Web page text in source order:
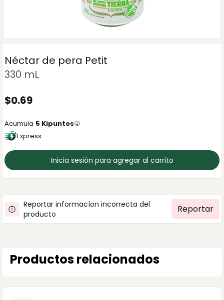
Néctar de pera Petit
330 mL
$0.69
Acumula 5 Kipuntos
Express
Inicia sesión para agregar al carrito
Reportar informacíon incorrecta del
producto
Reportar
Productos relacionados